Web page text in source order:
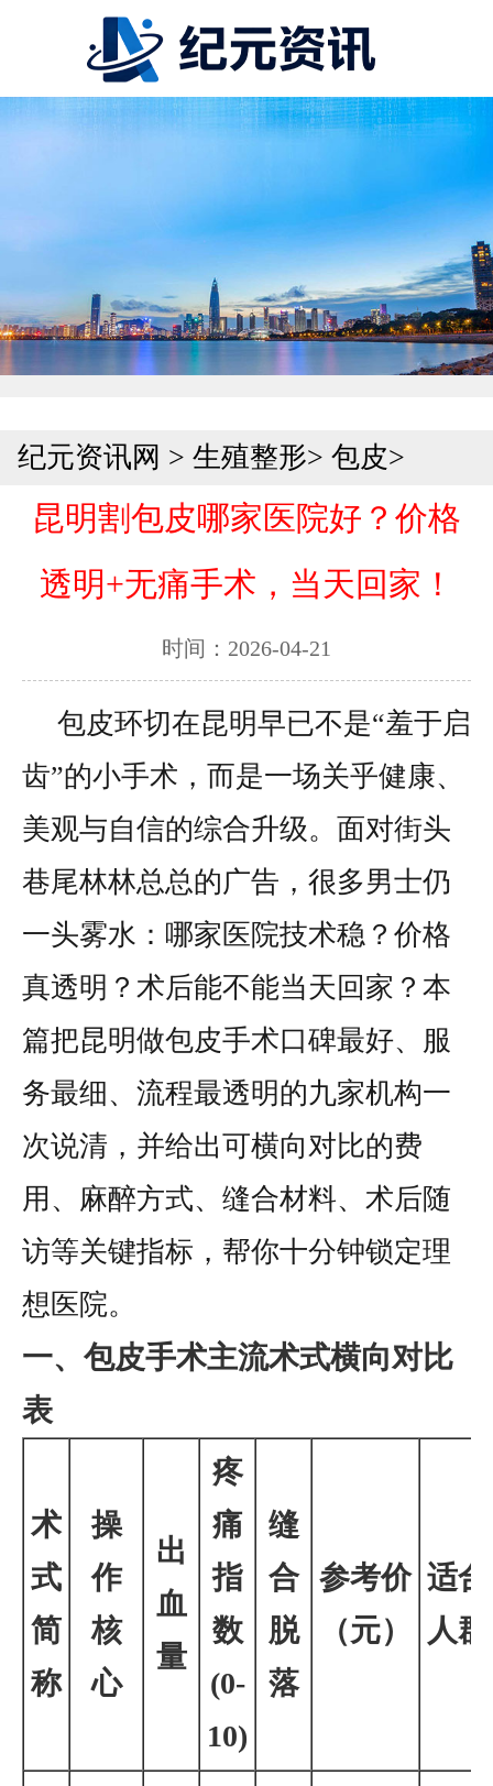
纪元资讯网 > 生殖整形> 包皮>
昆明割包皮哪家医院好？价格
透明+无痛手术，当天回家！
时间：2026-04-21
包皮环切在昆明早已不是“羞于启
齿”的小手术，而是一场关乎健康、
美观与自信的综合升级。面对街头
巷尾林林总总的广告，很多男士仍
一头雾水：哪家医院技术稳？价格
真透明？术后能不能当天回家？本
篇把昆明做包皮手术口碑最好、服
务最细、流程最透明的九家机构一
次说清，并给出可横向对比的费
用、麻醉方式、缝合材料、术后随
访等关键指标，帮你十分钟锁定理
想医院。
一、包皮手术主流术式横向对比
表
术
式
简
称
操
作
核
心
出
血
量
疼
痛
指
数
(0-
10)
缝
合
脱
落
参考价
（元）
适合
人群